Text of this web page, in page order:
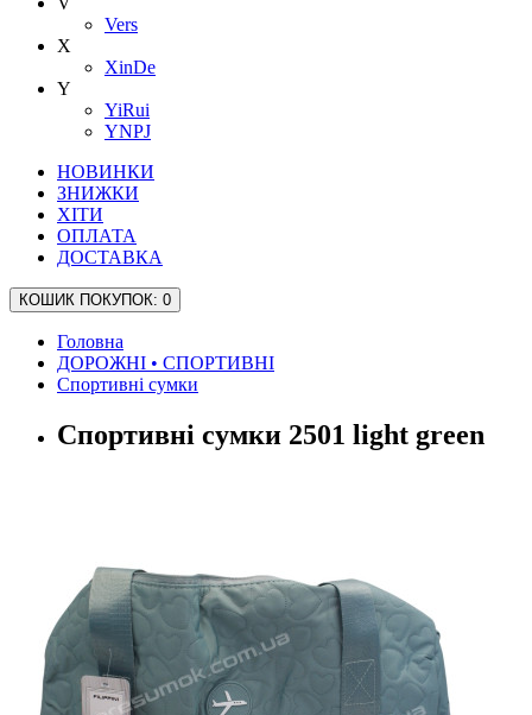
Vers
X
XinDe
Y
YiRui
YNPJ
НОВИНКИ
ЗНИЖКИ
ХІТИ
ОПЛАТА
ДОСТАВКА
КОШИК ПОКУПОК: 0
Головна
ДОРОЖНІ • СПОРТИВНІ
Спортивні сумки
Спортивні сумки 2501 light green